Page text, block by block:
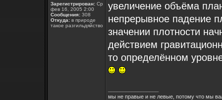
Зарегистрирован: Ср
фев 16, 2005 2:00
Сообщения: 308
Откуда: в природе
такое разгильдяйство
увеличение объёма
непрерывное падение
значении плотности
действием
то определённом
мы не правые и не левые, потому что мы